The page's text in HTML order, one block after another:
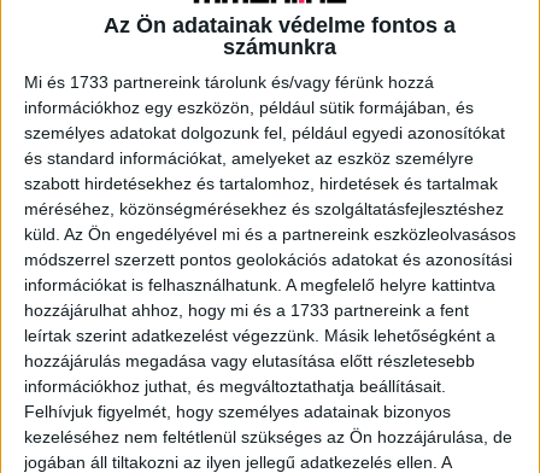
Az Ön adatainak védelme fontos a
számunkra
Mi és 1733 partnereink tárolunk és/vagy férünk hozzá
információkhoz egy eszközön, például sütik formájában, és
személyes adatokat dolgozunk fel, például egyedi azonosítókat
és standard információkat, amelyeket az eszköz személyre
szabott hirdetésekhez és tartalomhoz, hirdetések és tartalmak
méréséhez, közönségmérésekhez és szolgáltatásfejlesztéshez
küld. Az Ön engedélyével mi és a partnereink eszközleolvasásos
módszerrel szerzett pontos geolokációs adatokat és azonosítási
információkat is felhasználhatunk. A megfelelő helyre kattintva
hozzájárulhat ahhoz, hogy mi és a 1733 partnereink a fent
leírtak szerint adatkezelést végezzünk. Másik lehetőségként a
hozzájárulás megadása vagy elutasítása előtt részletesebb
információkhoz juthat, és megváltoztathatja beállításait.
Felhívjuk figyelmét, hogy személyes adatainak bizonyos
kezeléséhez nem feltétlenül szükséges az Ön hozzájárulása, de
jogában áll tiltakozni az ilyen jellegű adatkezelés ellen. A
Új csokit dob piacra a Nestlé
Brand 2018. január 18.
A Nestlé a világon elsőként dob piacra rubin csokoládéval
készült édességet. A forradalmi újdonság a világsikerű
KitKat termékcsalád új tagja lesz, KitKat Chocolatory
Sublime...